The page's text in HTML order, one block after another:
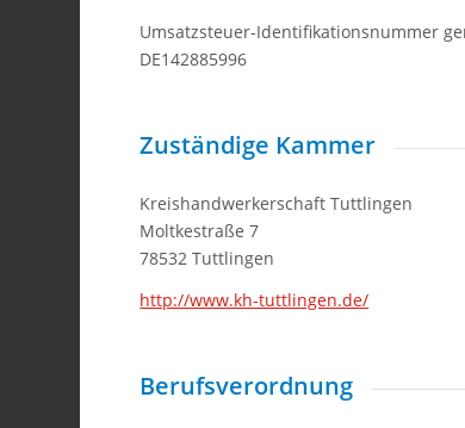
Umsatzsteuer-Identifikationsnummer
DE142885996
Zuständige Kammer
Kreishandwerkerschaft Tuttlingen
Moltkestraße 7
78532 Tuttlingen
http://www.kh-tuttlingen.de/
Berufsverordnung